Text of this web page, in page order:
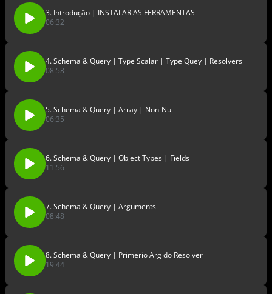
3. Introdução | INSTALAR AS FERRAMENTAS
06:32
4. Schema & Query | Type Scalar | Type Quey | Resolvers
08:58
5. Schema & Query | Array | Non-Null
06:35
6. Schema & Query | Object Types | Fields
11:56
7. Schema & Query | Arguments
08:48
8. Schema & Query | Primerio Arg do Resolver
19:44